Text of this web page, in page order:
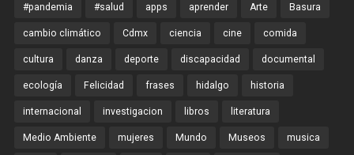
#pandemia #salud apps aprender Arte Basura
cambio climático Cdmx ciencia cine comida
cultura danza deporte discapacidad documental
ecología Felicidad frases hidalgo historia
internacional investigacion libros literatura
Medio Ambiente mujeres Mundo Museos musica